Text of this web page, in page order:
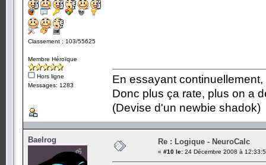
Classement : 103/55625
Membre Héroïque
Hors ligne
Messages: 1283
En essayant
Donc plus ça rate, plus on a
(Devise d'un newbie shadok)
Baelrog Re : Logique - NeuroCalc
« #10 le: 24 Décembre 2008 à